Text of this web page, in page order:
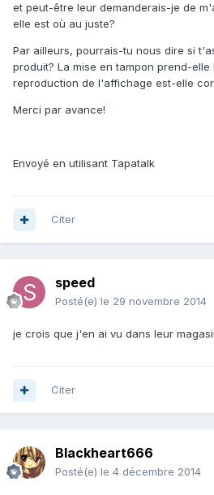
et peut-être leur demanderais-je de
elle est où au juste?
Par ailleurs, pourrais-tu nous dire si
produit? La mise en tampon prend-
reproduction de l'affichage est-elle
Merci par avance!
Envoyé en utilisant Tapatalk
Citer
speed
Posté(e) le 29 novembre 2014
je crois que j'en ai vu dans leur
Citer
Blackheart666
Posté(e) le 4 décembre 2014